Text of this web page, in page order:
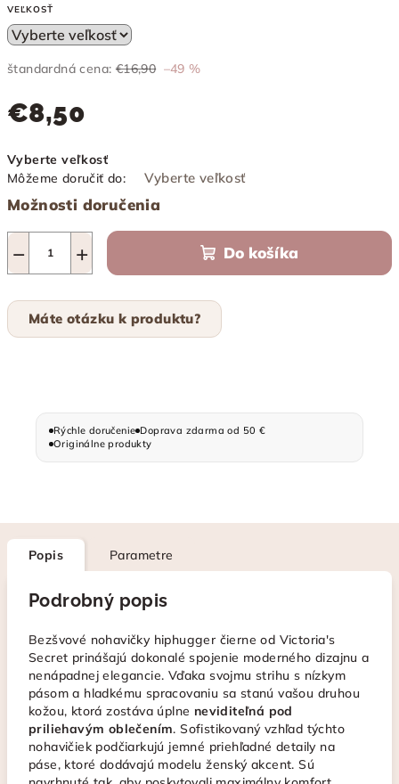
VEĽKOSŤ
štandardná cena: €16,90 –49 %
€8,50
Jednotková
cena:
Vyberte veľkosť
Môžeme doručiť do:
Vyberte veľkosť
Možnosti doručenia
+
− Do košíka
Máte otázku k produktu?
Rýchle doručenie Doprava zdarma od 50 €
Originálne produkty
Popis Parametre
Podrobný popis
Bezšvové nohavičky hiphugger čierne od Victoria's
Secret prinášajú dokonalé spojenie moderného dizajnu a
nenápadnej elegancie. Vďaka svojmu strihu s nízkym
pásom a hladkému spracovaniu sa stanú vašou druhou
kožou, ktorá zostáva úplne neviditeľná pod
priliehavým oblečením. Sofistikovaný vzhľad týchto
nohavičiek podčiarkujú jemné priehľadné detaily na
páse, ktoré dodávajú modelu ženský akcent. Sú